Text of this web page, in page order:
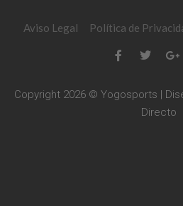
Aviso Legal Política de
Copyright 2026 © Yogosports |
Directo